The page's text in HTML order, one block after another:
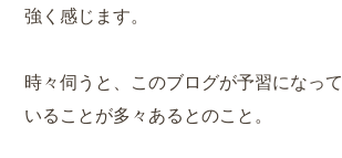
強く感じます。
時々伺うと、このブログが予習になって
いることが多々あるとのこと。